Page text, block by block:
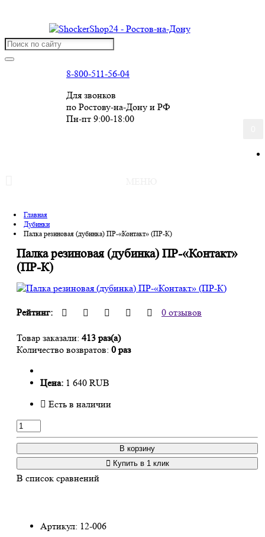
8-800-511-56-04
Для звонков
по Ростову-на-Дону и РФ
Пн-пт 9:00-18:00
Главная
Дубинки
Палка резиновая (дубинка) ПР-«Контакт» (ПР-К)
Палка резиновая (дубинка) ПР-«Контакт»
(ПР-К)
Рейтинг: 0 отзывов
Товар заказали: 413 раз(а)
Количество возвратов: 0 раз
Цена: 1 640 RUB
Есть в наличии
В корзину
Купить в 1 клик
В список сравнений
Артикул: 12-006